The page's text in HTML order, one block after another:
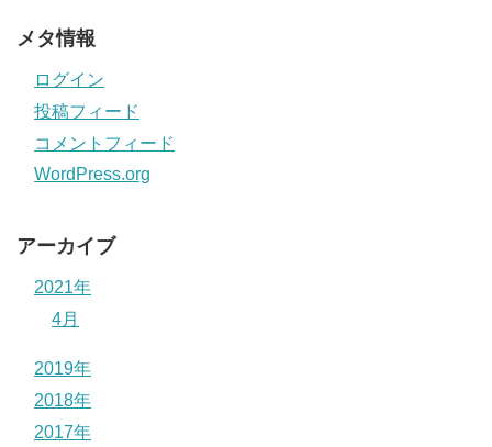
メタ情報
ログイン
投稿フィード
コメントフィード
WordPress.org
アーカイブ
2021年
4月
2019年
2018年
2017年